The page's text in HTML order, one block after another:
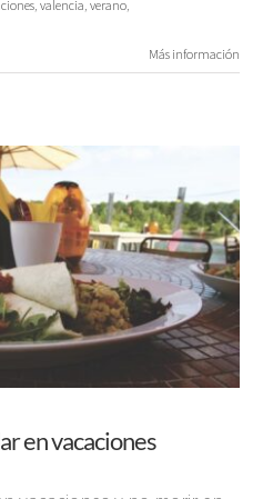
, valencia, verano,
Más información
en vacaciones